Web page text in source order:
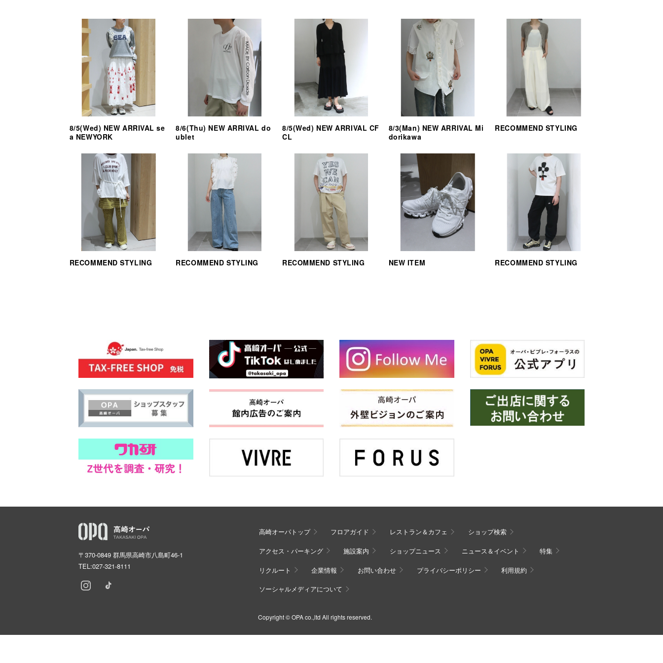
8/5(Wed) NEW ARRIVAL se
a NEWYORK
8/6(Thu) NEW ARRIVAL do
ublet
8/5(Wed) NEW ARRIVAL CF
CL
8/3(Man) NEW ARRIVAL Mi
dorikawa
RECOMMEND STYLING
RECOMMEND STYLING RECOMMEND STYLING RECOMMEND STYLING NEW ITEM RECOMMEND STYLING
〒370-0849 群馬県高崎市八島町46-1
TEL:027-321-8111
高崎オーパトップ フロアガイド レストラン＆カフェ ショップ検索
アクセス・パーキング 施設案内 ショップニュース ニュース＆イベント 特集
リクルート 企業情報 お問い合わせ プライバシーポリシー 利用規約
ソーシャルメディアについて
Copyright © OPA co.,ltd All rights reserved.